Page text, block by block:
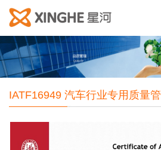
IATF16949 汽车行业专用质量